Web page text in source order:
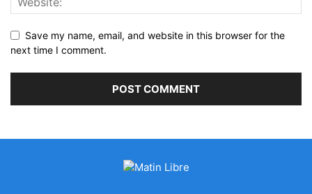
Save my name, email, and website in this browser for the
next time I comment.